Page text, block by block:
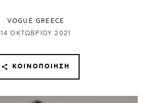
VOGUE GREECE
14 ΟΚΤΩΒΡΊΟΥ 2021
ΚΟΙΝΟΠΟΊΗΣΗ